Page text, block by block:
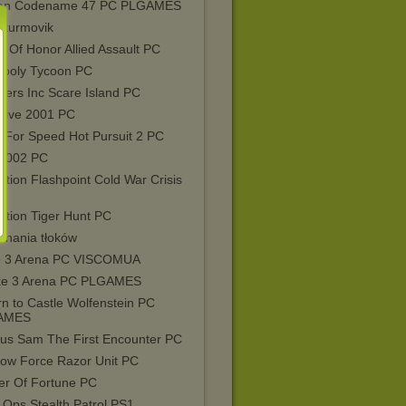
Codename 47 PC PLGAMES
Of Honor Allied Assault PC
Tycoon PC
Inc Scare Island PC
2001 PC
For Speed Hot Pursuit 2 PC
2002 PC
Flashpoint Cold War Crisis
Tiger Hunt PC
tłoków
3 Arena PC VISCOMUA
3 Arena PC PLGAMES
to Castle Wolfenstein PC
Sam The First Encounter PC
Force Razor Unit PC
Of Fortune PC